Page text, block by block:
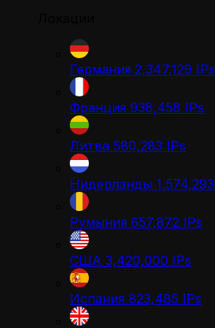
Германия 2,347,129 IPs
Франция 938,458 IPs
Литва 580,283 IPs
Нидерланды 1,574,293
Румыния 657,872 IPs
США 3,420,000 IPs
Испания 823,485 IPs